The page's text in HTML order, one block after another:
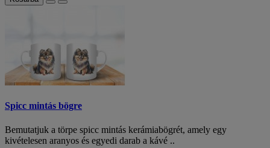
Spicc mintás bögre
Bemutatjuk a törpe spicc mintás kerámiabögrét, amely egy
kivételesen aranyos és egyedi darab a kávé ..